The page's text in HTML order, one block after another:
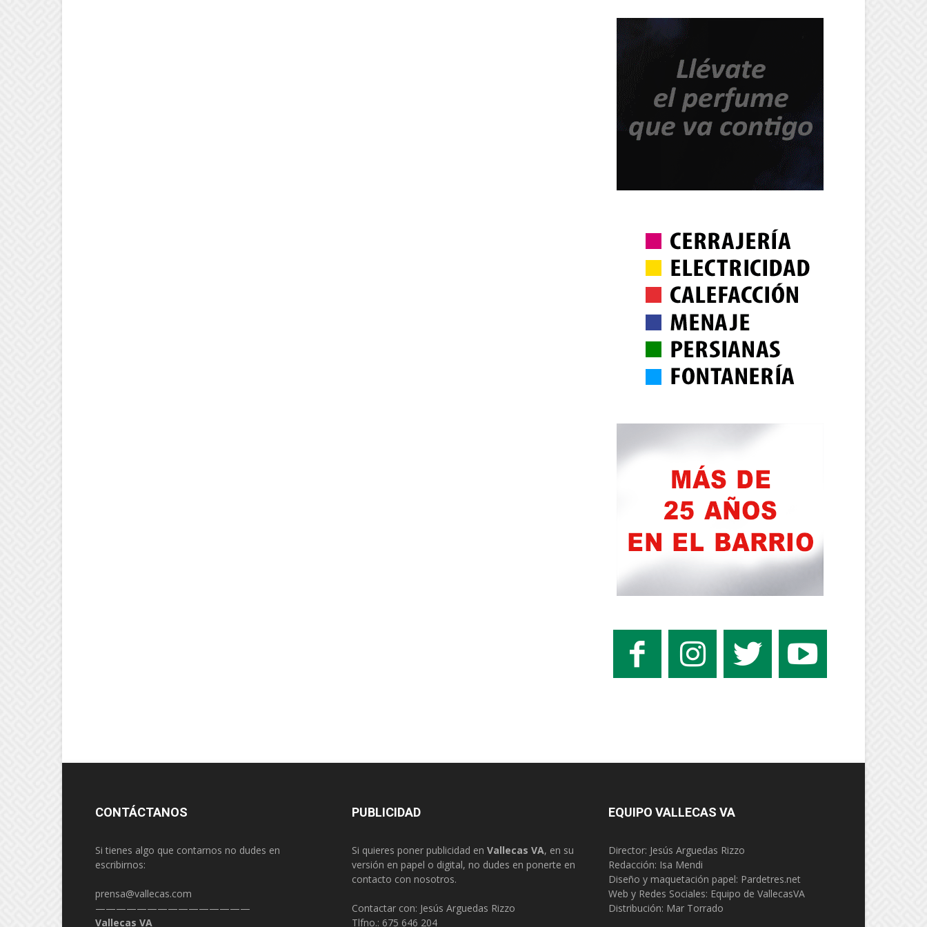
CONTÁCTANOS
Si tienes algo que contarnos no dudes en
escribirnos:
prensa@vallecas.com
———————————————
Vallecas VA
PUBLICIDAD
Si quieres poner publicidad en Vallecas VA, en su
versión en papel o digital, no dudes en ponerte en
contacto con nosotros.
Contactar con: Jesús Arguedas Rizzo
Tlfno.: 675 646 204
EQUIPO VALLECAS VA
Director: Jesús Arguedas Rizzo
Redacción: Isa Mendi
Diseño y maquetación papel: Pardetres.net
Web y Redes Sociales: Equipo de VallecasVA
Distribución: Mar Torrado